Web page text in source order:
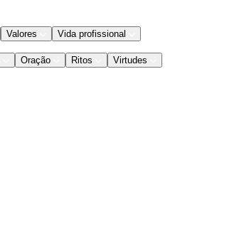
Valores Vida profissional
Oração Ritos Virtudes